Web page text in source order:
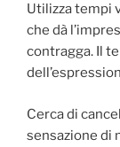
Utilizza tempi
che dà
contragga. Il
Cerca di
sensazione di